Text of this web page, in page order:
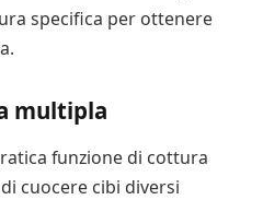
specifica per ottenere
multipla
funzione di cottura
cuocere cibi diversi